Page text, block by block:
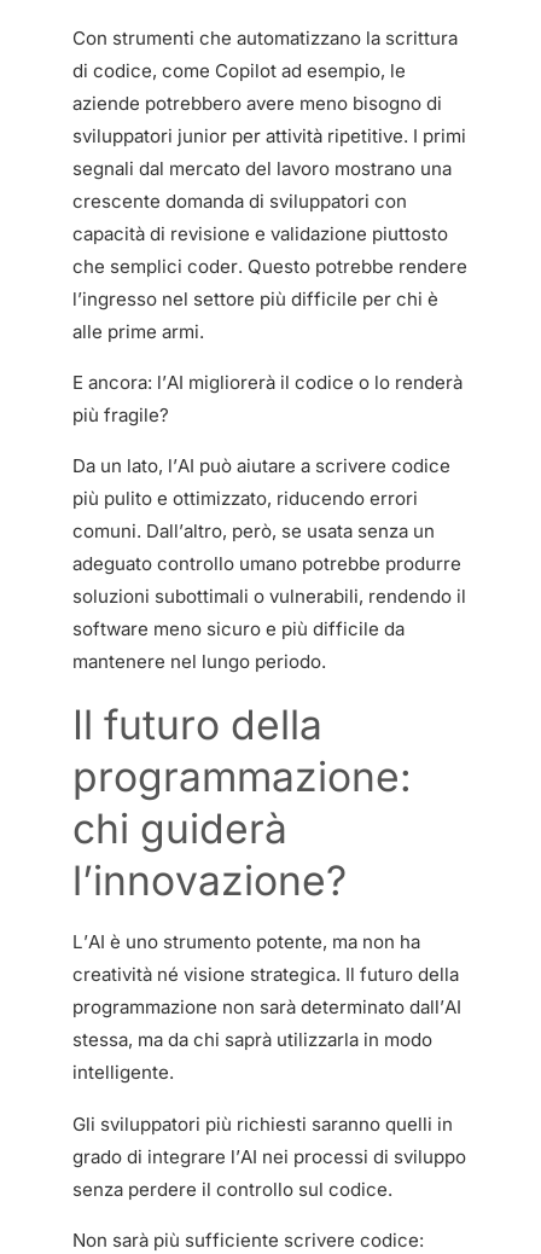
Con strumenti che automatizzano la scrittura
di codice, come Copilot ad esempio, le
aziende potrebbero avere meno bisogno di
sviluppatori junior per attività ripetitive. I primi
segnali dal mercato del lavoro mostrano una
crescente domanda di sviluppatori con
capacità di revisione e validazione piuttosto
che semplici coder. Questo potrebbe rendere
l’ingresso nel settore più difficile per chi è
alle prime armi.
E ancora: l’AI migliorerà il codice o lo renderà
più fragile?
Da un lato, l’AI può aiutare a scrivere codice
più pulito e ottimizzato, riducendo errori
comuni. Dall’altro, però, se usata senza un
adeguato controllo umano potrebbe produrre
soluzioni subottimali o vulnerabili, rendendo il
software meno sicuro e più difficile da
mantenere nel lungo periodo.
Il futuro della
programmazione:
chi guiderà
l’innovazione?
L’AI è uno strumento potente, ma non ha
creatività né visione strategica. Il futuro della
programmazione non sarà determinato dall’AI
stessa, ma da chi saprà utilizzarla in modo
intelligente.
Gli sviluppatori più richiesti saranno quelli in
grado di integrare l’AI nei processi di sviluppo
senza perdere il controllo sul codice.
Non sarà più sufficiente scrivere codice: